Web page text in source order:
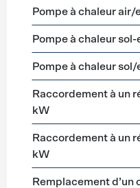
Pompe à chaleur air/
Pompe à chaleur
Pompe à chaleur
Raccordement à un
kW
Raccordement à un
kW
Remplacement d’un